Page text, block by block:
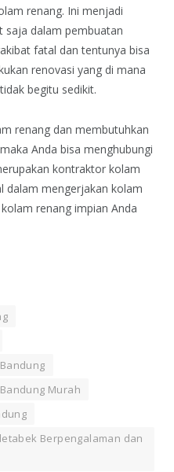
renang. Ini menjadi
saja dalam pembuatan
fatal dan tentunya bisa
renovasi yang di mana
begitu sedikit.
renang dan membutuhkan
Anda bisa menghubungi
kontraktor kolam
dalam mengerjakan kolam
renang impian Anda
Murah
Berpengalaman dan